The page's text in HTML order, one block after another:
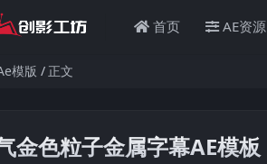
首页 AE资源
模版 正文
金色粒子金属字幕AE模板